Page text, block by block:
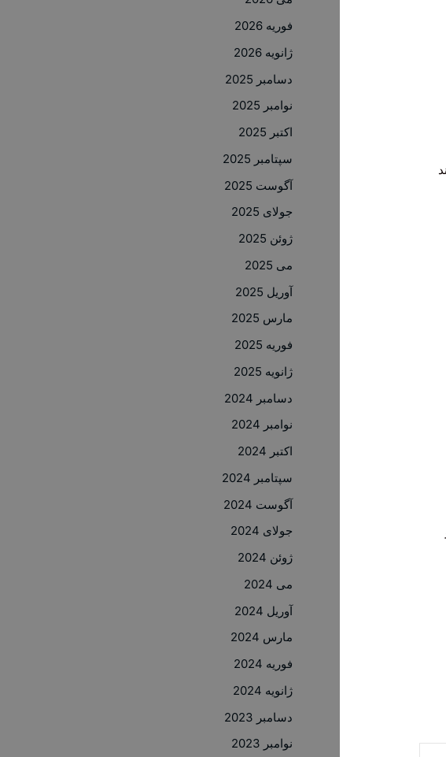
فوریه 2026
ژانویه 2026
دسامبر 2025
نوامبر 2025
اکتبر 2025
سپتامبر 2025
آگوست 2025
جولای 2025
ژوئن 2025
می 2025
آوریل 2025
مارس 2025
فوریه 2025
ژانویه 2025
دسامبر 2024
نوامبر 2024
اکتبر 2024
سپتامبر 2024
آگوست 2024
جولای 2024
ژوئن 2024
می 2024
آوریل 2024
مارس 2024
فوریه 2024
ژانویه 2024
دسامبر 2023
نوامبر 2023